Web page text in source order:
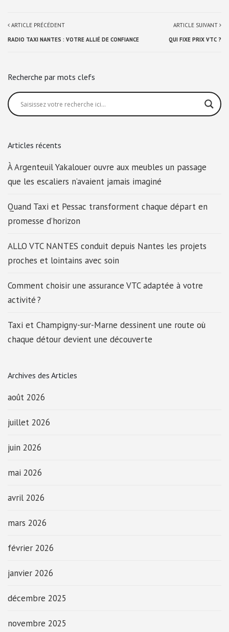
ARTICLE PRÉCÉDENT
RADIO TAXI NANTES : VOTRE ALLIÉ DE CONFIANCE
ARTICLE SUIVANT
QUI FIXE PRIX VTC ?
Recherche par mots clefs
Articles récents
À Argenteuil Yakalouer ouvre aux meubles un passage
que les escaliers n’avaient jamais imaginé
Quand Taxi et Pessac transforment chaque départ en
promesse d’horizon
ALLO VTC NANTES conduit depuis Nantes les projets
proches et lointains avec soin
Comment choisir une assurance VTC adaptée à votre
activité ?
Taxi et Champigny-sur-Marne dessinent une route où
chaque détour devient une découverte
Archives des Articles
août 2026
juillet 2026
juin 2026
mai 2026
avril 2026
mars 2026
février 2026
janvier 2026
décembre 2025
novembre 2025